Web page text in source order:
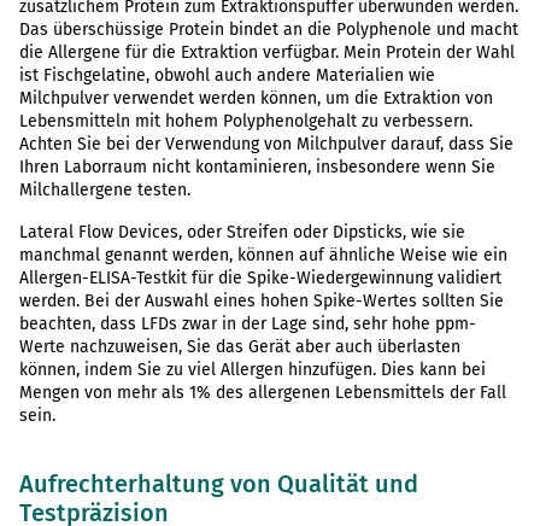
zusätzlichem Protein zum Extraktionspuffer überwunden werden.
Das überschüssige Protein bindet an die Polyphenole und macht
die Allergene für die Extraktion verfügbar. Mein Protein der Wahl
ist Fischgelatine, obwohl auch andere Materialien wie
Milchpulver verwendet werden können, um die Extraktion von
Lebensmitteln mit hohem Polyphenolgehalt zu verbessern.
Achten Sie bei der Verwendung von Milchpulver darauf, dass Sie
Ihren Laborraum nicht kontaminieren, insbesondere wenn Sie
Milchallergene testen.
Lateral Flow Devices, oder Streifen oder Dipsticks, wie sie
manchmal genannt werden, können auf ähnliche Weise wie ein
Allergen-ELISA-Testkit für die Spike-Wiedergewinnung validiert
werden. Bei der Auswahl eines hohen Spike-Wertes sollten Sie
beachten, dass LFDs zwar in der Lage sind, sehr hohe ppm-
Werte nachzuweisen, Sie das Gerät aber auch überlasten
können, indem Sie zu viel Allergen hinzufügen. Dies kann bei
Mengen von mehr als 1% des allergenen Lebensmittels der Fall
sein.
Aufrechterhaltung von Qualität und
Testpräzision